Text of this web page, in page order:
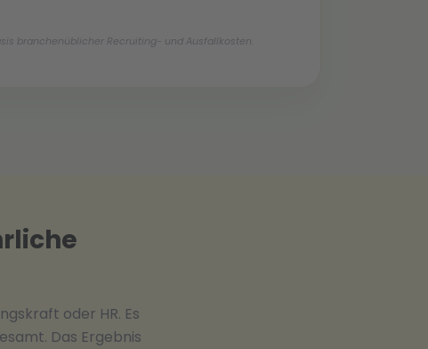
branchenüblicher Recruiting- und Ausfallkosten.
oder HR. Es
Das Ergebnis